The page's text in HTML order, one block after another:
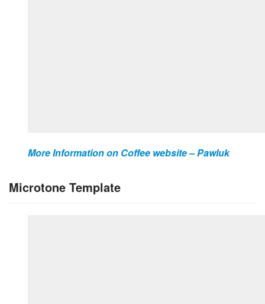
More Information on Coffee website – Pawluk
Microtone Template